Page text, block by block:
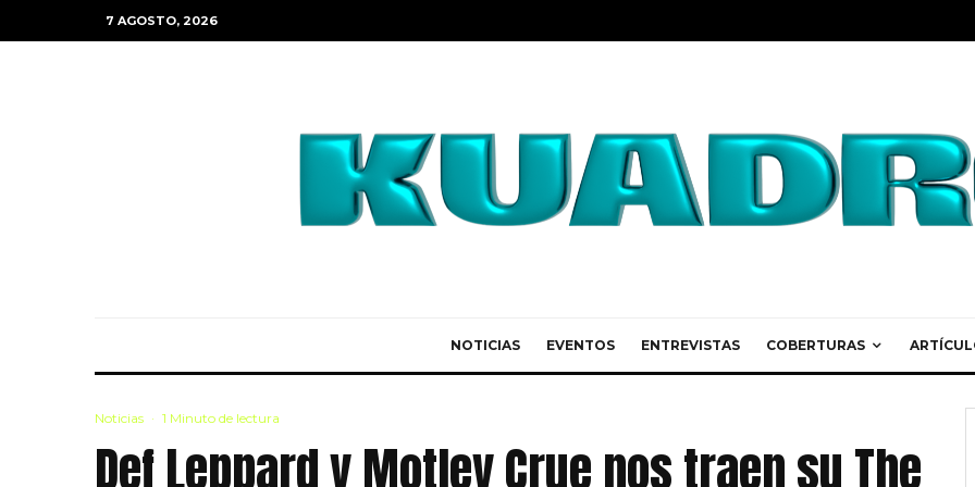
7 AGOSTO, 2026
NOTICIAS EVENTOS ENTREVISTAS COBERTURAS
Noticias · 1 Minuto de lectura
Def Leppard y Motley Crue nos traen su The